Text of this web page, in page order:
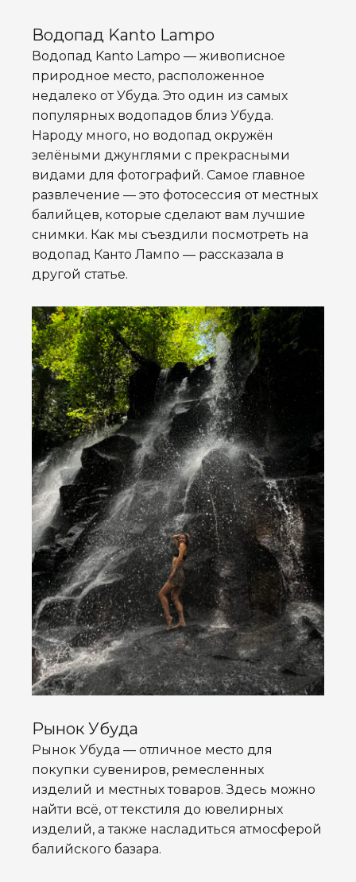
Водопад Kanto Lampo
Водопад Kanto Lampo — живописное
природное место, расположенное
недалеко от Убуда. Это один из самых
популярных водопадов близ Убуда.
Народу много, но водопад окружён
зелёными джунглями с прекрасными
видами для фотографий. Самое главное
развлечение — это фотосессия от местных
балийцев, которые сделают вам лучшие
снимки. Как мы съездили посмотреть на
водопад Канто Лампо — рассказала в
другой статье.
Рынок Убуда
Рынок Убуда — отличное место для
покупки сувениров, ремесленных
изделий и местных товаров. Здесь можно
найти всё, от текстиля до ювелирных
изделий, а также насладиться атмосферой
балийского базара.